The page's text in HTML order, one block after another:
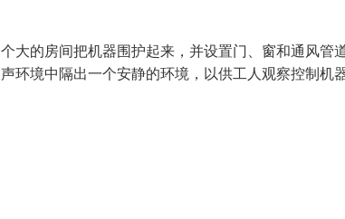
大的房间把机器围护起来，并设置门、窗和通风管
环境中隔出一个安静的环境，以供工人观察控制机